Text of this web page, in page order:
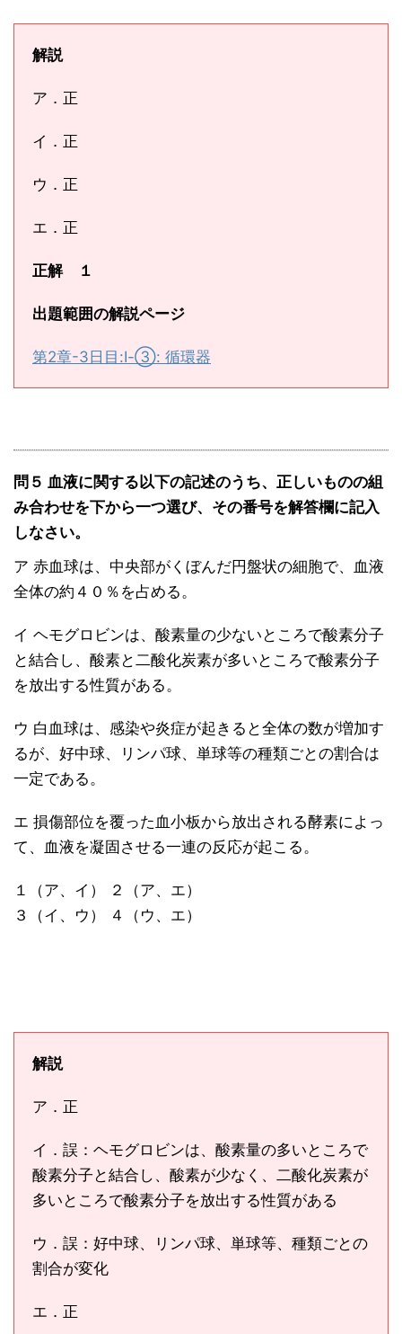
解説
ア．正
イ．正
ウ．正
エ．正
正解 １
出題範囲の解説ページ
第2章-3日目:Ⅰ-③: 循環器
問５ 血液に関する以下の記述のうち、正しいものの組
み合わせを下から一つ選び、その番号を解答欄に記入
しなさい。
ア 赤血球は、中央部がくぼんだ円盤状の細胞で、血液
全体の約４０％を占める。
イ ヘモグロビンは、酸素量の少ないところで酸素分子
と結合し、酸素と二酸化炭素が多いところで酸素分子
を放出する性質がある。
ウ 白血球は、感染や炎症が起きると全体の数が増加す
るが、好中球、リンパ球、単球等の種類ごとの割合は
一定である。
エ 損傷部位を覆った血小板から放出される酵素によっ
て、血液を凝固させる一連の反応が起こる。
１（ア、イ） ２（ア、エ）
３（イ、ウ） ４（ウ、エ）
解説
ア．正
イ．誤：ヘモグロビンは、酸素量の多いところで
酸素分子と結合し、酸素が少なく、二酸化炭素が
多いところで酸素分子を放出する性質がある
ウ．誤：好中球、リンパ球、単球等、種類ごとの
割合が変化
エ．正